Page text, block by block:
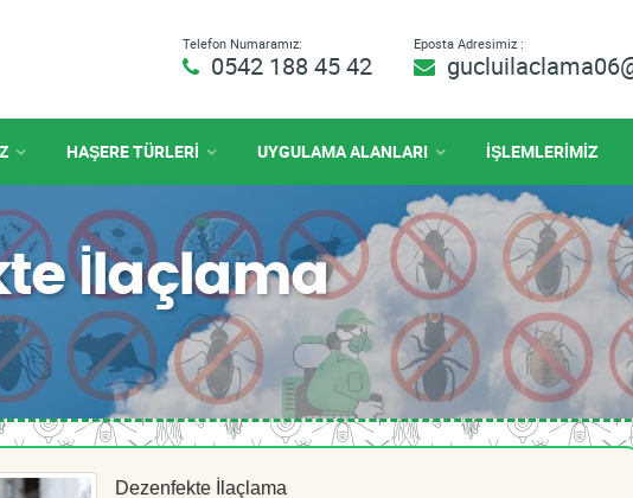
Telefon Numaramız:
0542 188 45 42
Eposta Adresimiz :
HAŞERE TÜRLERİ UYGULAMA ALANLARI İŞLEMLERİMİZ
İlaçlama
Dezenfekte İlaçlama